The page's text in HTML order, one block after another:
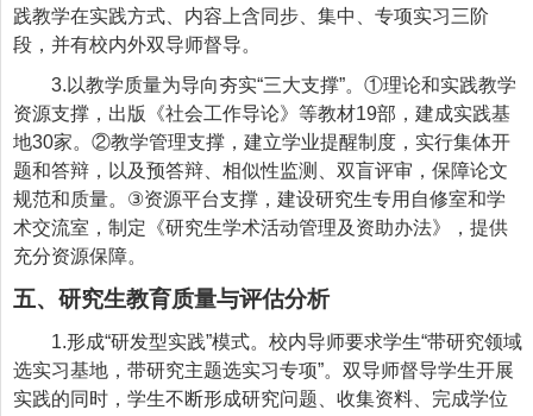
践教学在实践方式、内容上含同步、集中、专项实习三阶
段，并有校内外双导师督导。
3.以教学质量为导向夯实“三大支撑”。①理论和实践教学
资源支撑，出版《社会工作导论》等教材19部，建成实践基
地30家。②教学管理支撑， 建立学业提醒制度，实行集体开
题和答辩 ，以及预答辩、相似性监测、双盲评审，保障论文
规范和质量。 ③资源平台支撑 ， 建设研究生专用自修室和学
术交流室，制定《研究生学术活动管理及资助办法》
， 提供
充分资源保障。
五、研究生教育质量与评估分析
1.形成“研发型实践”模式。校内导师要求学生“带研究领域
选实习基地，带研究主题选实习专项”。双导师督导学生开展
实践的同时，学生不断形成研究问题、收集资料、完成学位